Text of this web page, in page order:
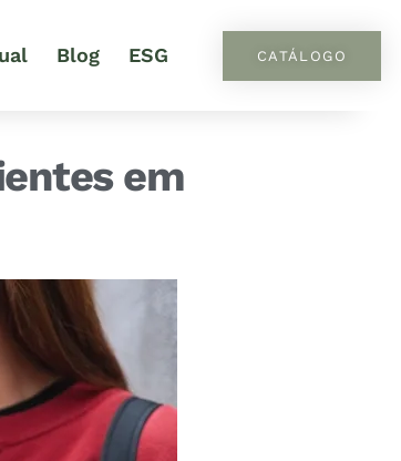
Blog ESG CATÁLOGO
em